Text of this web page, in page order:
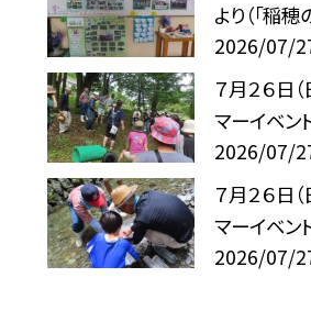
より（「稲穂
2026/07/
７月２６日
マーイベント
2026/07/
７月２６日
マーイベン
2026/07/